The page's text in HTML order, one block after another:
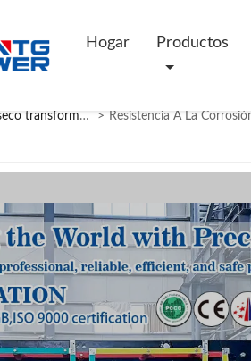
Hogar Productos
tipo seco transformador >